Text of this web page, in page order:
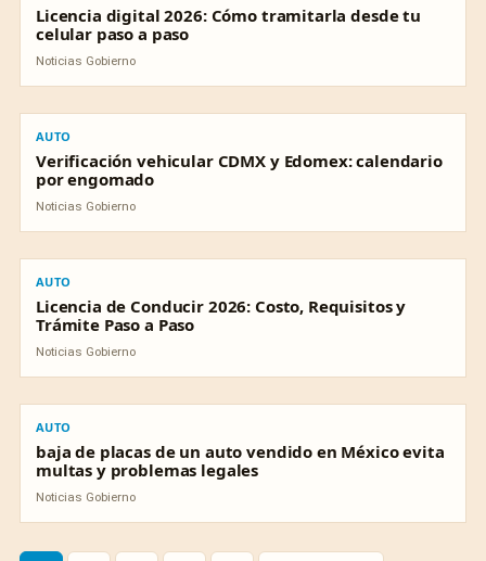
Licencia digital 2026: Cómo tramitarla desde tu
celular paso a paso
Noticias Gobierno
AUTO
Verificación vehicular CDMX y Edomex: calendario
por engomado
Noticias Gobierno
AUTO
Licencia de Conducir 2026: Costo, Requisitos y
Trámite Paso a Paso
Noticias Gobierno
AUTO
baja de placas de un auto vendido en México evita
multas y problemas legales
Noticias Gobierno